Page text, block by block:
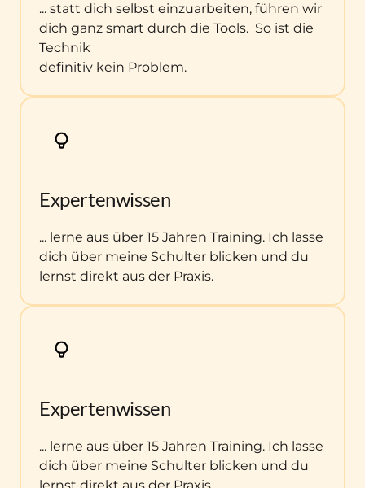
... statt dich selbst einzuarbeiten, führen wir
dich ganz smart durch die Tools.  So ist die
Technik
definitiv kein Problem.
Expertenwissen
... lerne aus über 15 Jahren Training. Ich lasse
dich über meine Schulter blicken und du
lernst direkt aus der Praxis.
Expertenwissen
... lerne aus über 15 Jahren Training. Ich lasse
dich über meine Schulter blicken und du